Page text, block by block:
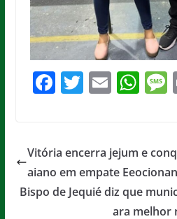
F
e
b
o
T
er
E
l
W
s
A
p
Vitória encerra jejum e
aiano em empate
Bispo de Jequié diz que
ara melhor